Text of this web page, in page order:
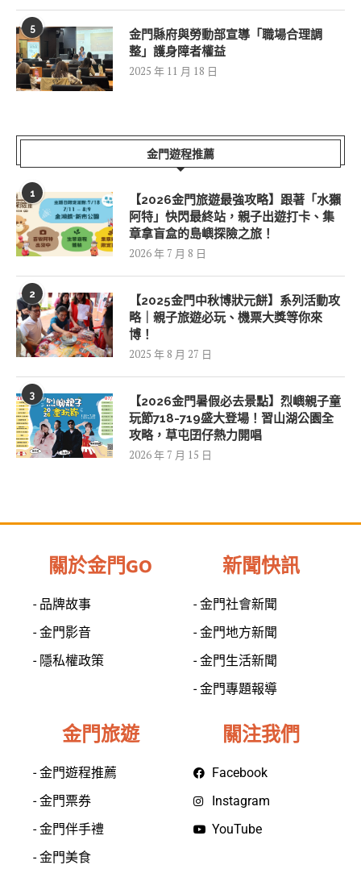
5
金門縣府與勞動部宣導「職場合理調
整」護身障者權益
2025 年 11 月 18 日
金門遊程推薦
1
【2026金門旅遊最強攻略】跟著「水獺
阿特」快閃最終站，親子出遊打卡、集
章拿盲盒的島嶼探險之旅！
2026 年 7 月 8 日
2
【2025金門中秋博狀元餅】系列活動攻
略｜親子旅遊必玩、機票大獎等你來
博！
2025 年 8 月 27 日
3
【2026金門暑假必去景點】烈嶼親子童
玩節718-719盛大登場！習山湖公園全
攻略，草屯囝仔熱力開唱
2026 年 7 月 15 日
關於金門GO
- 品牌故事
- 金門影音
- 隱私權政策
新聞快訊
- 金門社會新聞
- 金門地方新聞
- 金門生活新聞
- 金門專題報導
金門旅遊
- 金門遊程推薦
- 金門票券
- 金門伴手禮
- 金門美食
關注我們
Facebook
Instagram
YouTube